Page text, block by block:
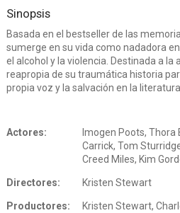
Sinopsis
Basada en el bestseller de las
sumerge en su vida como nadadora
el alcohol y la violencia. Destinada a la
reapropia de su traumática historia
propia voz y la salvación en la literatura.
Actores:
Imogen Poots, Thora
Carrick, Tom
Creed Miles, Kim
Directores: Kristen Stewart
Productores:
Kristen Stewart,